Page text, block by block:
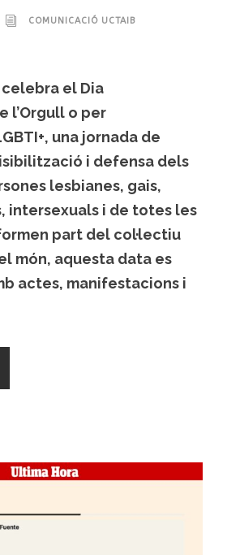
COMUNICACIÓ UCTAIB
celebra el Dia
l’Orgull o per
una jornada de
i defensa dels
lesbianes, gais,
intersexuals i de totes les
part del col·lectiu
món, aquesta data es
actes, manifestacions i